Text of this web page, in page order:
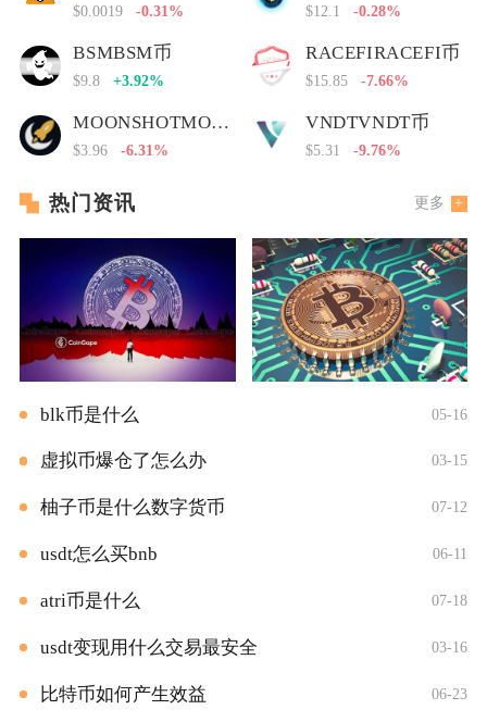
$0.0019 -0.31% $12.1 -0.28%
BSMBSM币
$9.8 +3.92%
RACEFIRACEFI币
$15.85 -7.66%
MOONSHOTMOONSHOT币
$3.96 -6.31%
VNDTVNDT币
$5.31 -9.76%
热门资讯 更多
blk币是什么 05-16
虚拟币爆仓了怎么办 03-15
柚子币是什么数字货币 07-12
usdt怎么买bnb 06-11
atri币是什么 07-18
usdt变现用什么交易最安全 03-16
比特币如何产生效益 06-23